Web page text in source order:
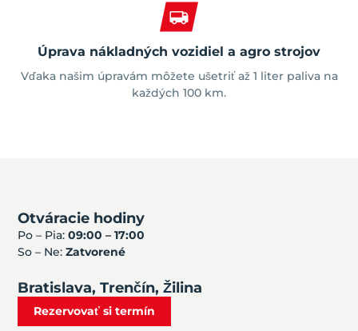
Úprava nákladných vozidiel a agro strojov
Vďaka našim úpravám môžete ušetriť až 1 liter paliva na
každých 100 km.
Otváracie hodiny
Po – Pia:09:00 – 17:00
So – Ne:Zatvorené
Bratislava, Trenčín, Žilina
Rezervovať si termín